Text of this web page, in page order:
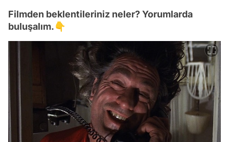
Filmden beklentileriniz neler? Yorumlarda
buluşalım.👇
Video
Test